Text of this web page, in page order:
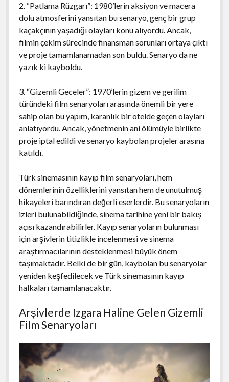
2. “Patlama Rüzgarı”: 1980’lerin aksiyon ve macera
dolu atmosferini yansıtan bu senaryo, genç bir grup
kaçakçının yaşadığı olayları konu alıyordu. Ancak,
filmin çekim sürecinde finansman sorunları ortaya çıktı
ve proje tamamlanamadan son buldu. Senaryo da ne
yazık ki kayboldu.
3. “Gizemli Geceler”: 1970’lerin gizem ve gerilim
türündeki film senaryoları arasında önemli bir yere
sahip olan bu yapım, karanlık bir otelde geçen olayları
anlatıyordu. Ancak, yönetmenin ani ölümüyle birlikte
proje iptal edildi ve senaryo kaybolan projeler arasına
katıldı.
Türk sinemasının kayıp film senaryoları, hem
dönemlerinin özelliklerini yansıtan hem de unutulmuş
hikayeleri barındıran değerli eserlerdir. Bu senaryoların
izleri bulunabildiğinde, sinema tarihine yeni bir bakış
açısı kazandırabilirler. Kayıp senaryoların bulunması
için arşivlerin titizlikle incelenmesi ve sinema
araştırmacılarının desteklenmesi büyük önem
taşımaktadır. Belki de bir gün, kaybolan bu senaryolar
yeniden keşfedilecek ve Türk sinemasının kayıp
halkaları tamamlanacaktır.
Arşivlerde Izgara Haline Gelen Gizemli
Film Senaryoları